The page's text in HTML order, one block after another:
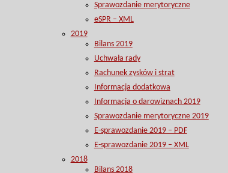
Sprawozdanie merytoryczne
eSPR – XML
2019
Bilans 2019
Uchwała rady
Rachunek zysków i strat
Informacja dodatkowa
Informacja o darowiznach 2019
Sprawozdanie merytoryczne 2019
E-sprawozdanie 2019 – PDF
E-sprawozdanie 2019 – XML
2018
Bilans 2018